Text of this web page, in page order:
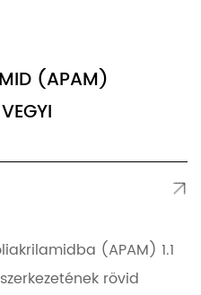
(APAM)
(APAM) 1.1
rövid